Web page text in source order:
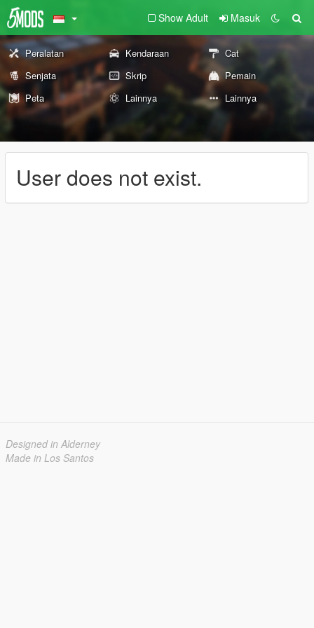
Show Adult Masuk
Peralatan Kendaraan
Cat
Senjata
Skrip
Pemain
Peta
Lainnya Lainnya
User does not exist.
Designed in Alderney
Made in Los Santos